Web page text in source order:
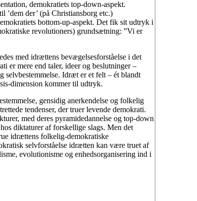
demokratiets top-down-aspekt.
’dem der’ (på Christiansborg etc.)
bottom-up-aspekt. Det fik sit udtryk i
revolutioners) grundsætning: ”Vi er
med idrættens bevægelsesforståelse i det
er mere end taler, ideer og beslutninger –
selvbestemmelse. Idræt er et felt – ét blandt
dimension kommer til udtryk.
gensidig anerkendelse og folkelig
tendenser, der truer levende demokrati.
med deres pyramidedannelse og top-down
diktaturer af forskellige slags. Men det
idrættens folkelig-demokratiske
selvforståelse idrætten kan være truet af
evolutionisme og enhedsorganisering ind i